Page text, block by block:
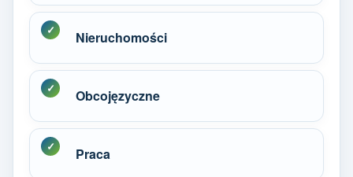
Nieruchomości
Obcojęzyczne
Praca